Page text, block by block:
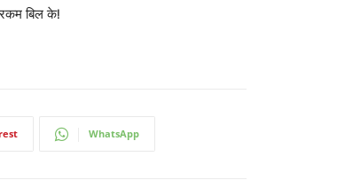
बिल के!
WhatsApp